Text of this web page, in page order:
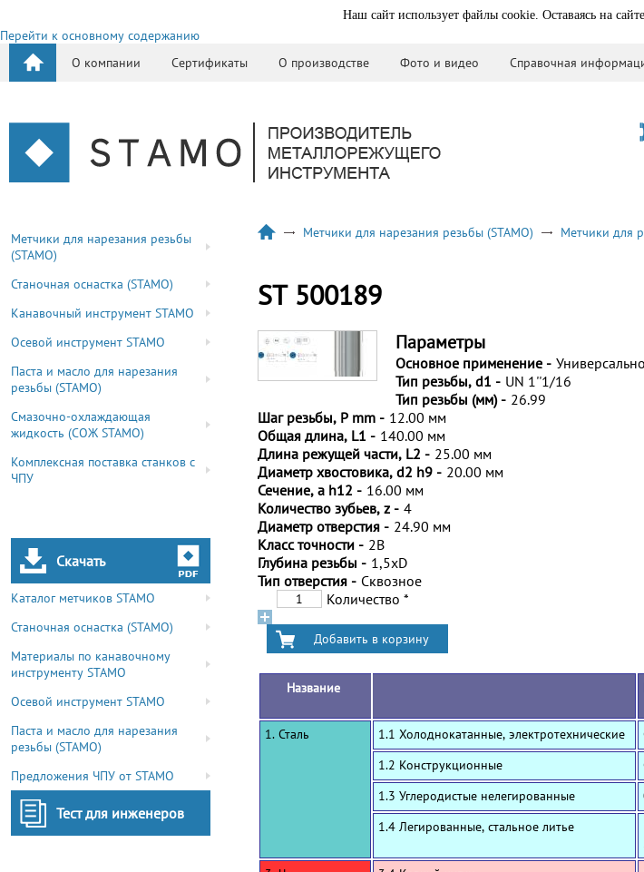
Наш сайт использует файлы cookie. Оставаясь на
Перейти к основному содержанию
О компании
Сертификаты О производстве Фото и видео Справочная
Метчики для нарезания резьбы
(STAMO)
Станочная оснастка (STAMO)
Канавочный инструмент STAMO
Осевой инструмент STAMO
Паста и масло для нарезания
резьбы (STAMO)
Смазочно-охлаждающая
жидкость (СОЖ STAMO)
Комплексная поставка станков с
ЧПУ
Скачать
Каталог метчиков STAMO
Станочная оснастка (STAMO)
Материалы по канавочному
инструменту STAMO
Осевой инструмент STAMO
Паста и масло для нарезания
резьбы (STAMO)
Предложения ЧПУ от STAMO
Тест для инженеров
Метчики для нарезания резьбы (STAMO) Метчики для
ST 500189
Параметры
Основное применение -
Тип резьбы, d1 - UN 1''1/16
Тип резьбы (мм) - 26.99
Шаг резьбы, P mm - 12.00 мм
Общая длина, L1 - 140.00 мм
Длина режущей части, L2 - 25.00 мм
Диаметр хвостовика, d2 h9 - 20.00 мм
Сечение, a h12 - 16.00 мм
Количество зубьев, z - 4
Диаметр отверстия - 24.90 мм
Класс точности - 2B
Глубина резьбы - 1,5xD
Тип отверстия - Сквозное
Количество *
Название
1. Сталь
1.1 Холоднокатанные, электротехнические
1.2 Конструкционные
1.3 Углеродистые нелегированные
1.4 Легированные, стальное литье